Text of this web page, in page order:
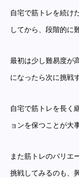
自宅で筋トレを続け
してから、段階的に
最初は少し難易度が
になったら次に挑戦
自宅で筋トレを長く
ョンを保つことが大
また筋トレのバリエ
挑戦してみるのも、